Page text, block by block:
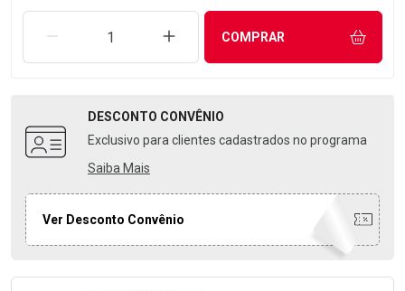
REMOVER UMA UNIDADEAUMENTAR UMA UNIDADE
COMPRAR
DESCONTO CONVÊNIO
Exclusivo para clientes cadastrados no programa
Saiba Mais
Ver Desconto Convênio